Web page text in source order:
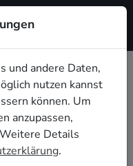
eingezogen
formen?
und andere Daten,
nutzen kannst
können. Um
anzupassen,
Details
.